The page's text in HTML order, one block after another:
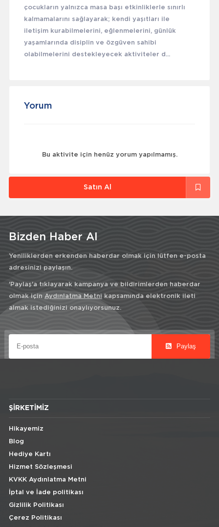
çocukların yalnızca masa başı etkinliklerle sınırlı
kalmamalarını sağlayarak; kendi yaşıtları ile
iletişim kurabilmelerini, eğlenmelerini, günlük
yaşamlarında disiplin ve özgüven sahibi
olabilmelerini destekleyecek aktiviteler d...
Yorum
Bu aktivite için henüz yorum yapılmamış.
Satın Al
Bizden Haber Al
Yeniliklerden erkenden haberdar olmak için lütfen e-posta
adresinizi paylaşın.
'Paylaş'a tıklayarak kampanya ve bildirimlerden haberdar
olmak için Aydınlatma Metni kapsamında elektronik ileti
almak istediğinizi onaylıyorsunuz.
Paylaş
ŞIRKETIMIZ
Hikayemiz
Blog
Hediye Kartı
Hizmet Sözleşmesi
KVKK Aydınlatma Metni
İptal ve İade politikası
Gizlilik Politikası
Çerez Politikası